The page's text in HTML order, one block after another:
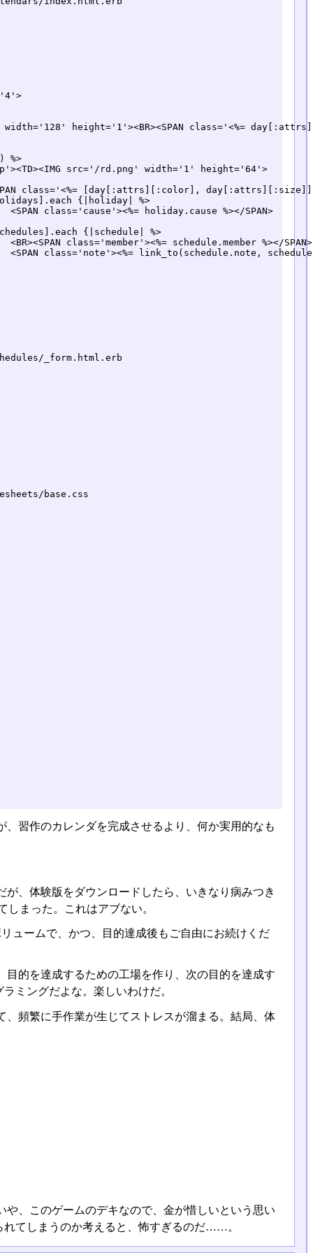
_form.html.erb
base.css
習作のカレンダを完成させるより、何か実用的なも
、体験版をダウンロードしたら、いきなり病みつき
まった。これはアブない。
ュームで、かつ、目的達成後もご自由にお続けくだ
的を達成するための工場を作り、次の目的を達成す
ミングだよな。楽しいわけだ。
頻繁に手作業が生じてストレスが溜まる。結局、体
、このゲームのデキなので、金が惜しいという思い
てしまうのか考えると、怖すぎるのだ……。